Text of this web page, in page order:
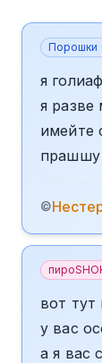
Порошки
я
я разве
имейте
прашшу
©
вот
у вас
а я вас